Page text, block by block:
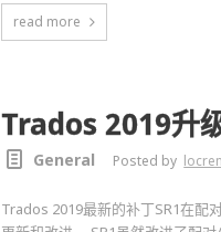
read more
Trados 2019升
General Posted by locren
Trados 2019最新的补丁SR1在